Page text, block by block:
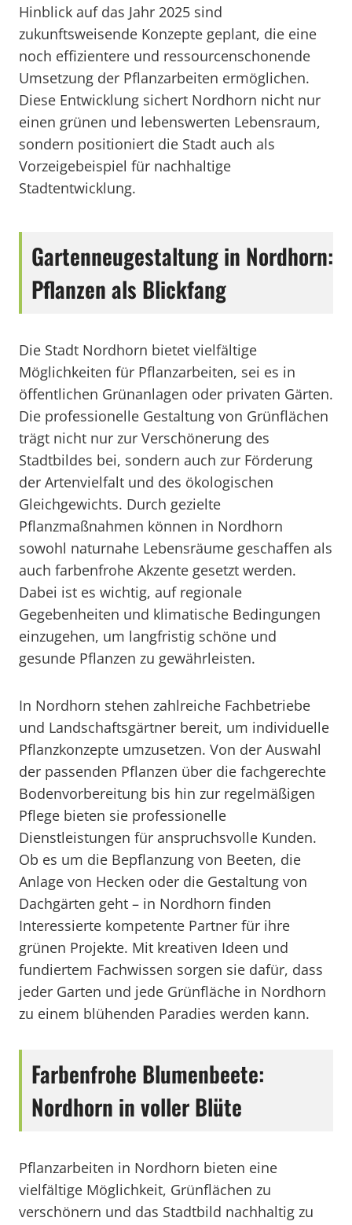
Hinblick auf das Jahr 2025 sind
zukunftsweisende Konzepte geplant, die eine
noch effizientere und ressourcenschonende
Umsetzung der Pflanzarbeiten ermöglichen.
Diese Entwicklung sichert Nordhorn nicht nur
einen grünen und lebenswerten Lebensraum,
sondern positioniert die Stadt auch als
Vorzeigebeispiel für nachhaltige
Stadtentwicklung.
Gartenneugestaltung in Nordhorn:
Pflanzen als Blickfang
Die Stadt Nordhorn bietet vielfältige
Möglichkeiten für Pflanzarbeiten, sei es in
öffentlichen Grünanlagen oder privaten Gärten.
Die professionelle Gestaltung von Grünflächen
trägt nicht nur zur Verschönerung des
Stadtbildes bei, sondern auch zur Förderung
der Artenvielfalt und des ökologischen
Gleichgewichts. Durch gezielte
Pflanzmaßnahmen können in Nordhorn
sowohl naturnahe Lebensräume geschaffen als
auch farbenfrohe Akzente gesetzt werden.
Dabei ist es wichtig, auf regionale
Gegebenheiten und klimatische Bedingungen
einzugehen, um langfristig schöne und
gesunde Pflanzen zu gewährleisten.
In Nordhorn stehen zahlreiche Fachbetriebe
und Landschaftsgärtner bereit, um individuelle
Pflanzkonzepte umzusetzen. Von der Auswahl
der passenden Pflanzen über die fachgerechte
Bodenvorbereitung bis hin zur regelmäßigen
Pflege bieten sie professionelle
Dienstleistungen für anspruchsvolle Kunden.
Ob es um die Bepflanzung von Beeten, die
Anlage von Hecken oder die Gestaltung von
Dachgärten geht – in Nordhorn finden
Interessierte kompetente Partner für ihre
grünen Projekte. Mit kreativen Ideen und
fundiertem Fachwissen sorgen sie dafür, dass
jeder Garten und jede Grünfläche in Nordhorn
zu einem blühenden Paradies werden kann.
Farbenfrohe Blumenbeete:
Nordhorn in voller Blüte
Pflanzarbeiten in Nordhorn bieten eine
vielfältige Möglichkeit, Grünflächen zu
verschönern und das Stadtbild nachhaltig zu